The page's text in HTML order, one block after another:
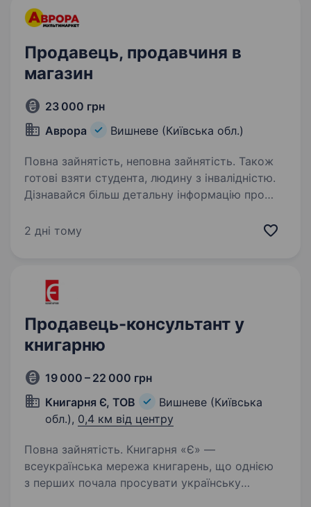
Продавець, продавчиня в
магазин
23 000 грн
Аврора
Вишневе (Київська обл.)
Повна зайнятість, неповна зайнятість. Також
готові взяти студента, людину з інвалідністю.
Дізнавайся більш детальну інформацію про
за посиланням: robota.avrora.ua
працювати…
2 дні тому
Продавець-консультант у
книгарню
19 000 – 22 000 грн
Книгарня Є, ТОВ
Вишневе (Київська
обл.), 0,4 км від центру
Повна зайнятість. Книгарня «Є» —
всеукраїнська мережа книгарень, що однією
з перших почала просувати українську